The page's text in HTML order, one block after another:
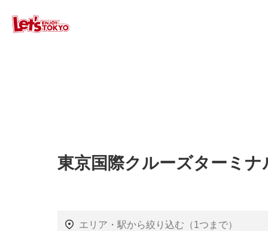
東京国際クルーズターミ